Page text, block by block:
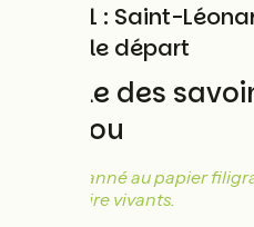
Etape 1 : Saint-
avant le départ
La ville des
Poupou
Du cuir tanné au papier
savoir-faire vivants.